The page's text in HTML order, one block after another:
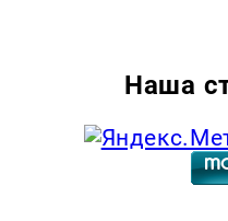
Наша